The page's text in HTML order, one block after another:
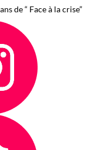
de “ Face à la crise”